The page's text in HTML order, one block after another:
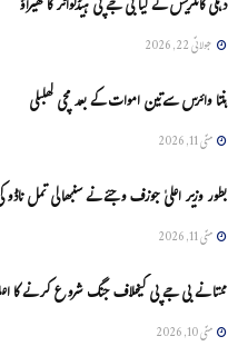
جولائی 22, 2026
ہنتا وائرس سےتین اموات کے بعد مچی کھلبلی
مئی 11, 2026
بطور وزیر اعلیٰ جوزف وجئے نے سنبھالی تمل ناڈو
مئی 11, 2026
ممتا نے بی جے پی کیخلاف جنگ شروع کرنے کا
مئی 10, 2026